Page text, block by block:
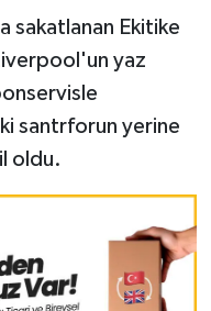
sakatlanan Ekitike
yaz
santrforun yerine
oldu.